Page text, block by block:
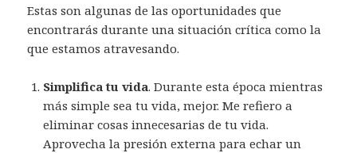
Estas son algunas de las oportunidades que
encontrarás durante una situación crítica como la
que estamos atravesando.
Simplifica tu vida. Durante esta época mientras
más simple sea tu vida, mejor. Me refiero a
eliminar cosas innecesarias de tu vida.
Aprovecha la presión externa para echar un